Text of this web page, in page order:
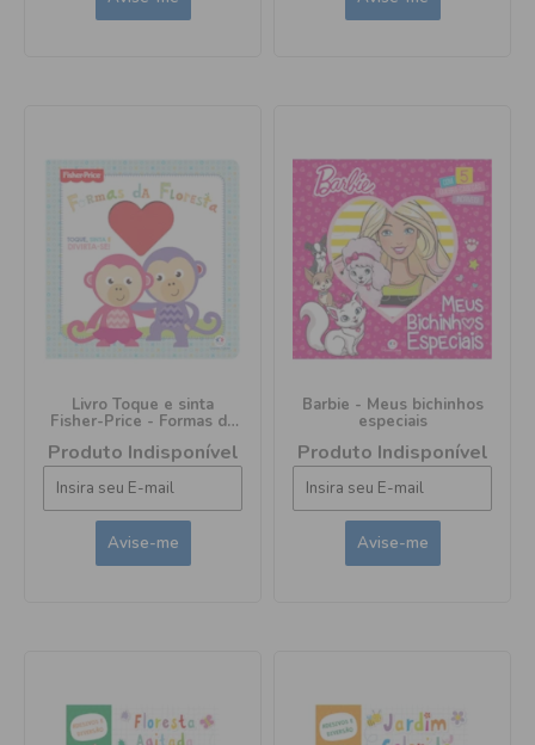
Livro Toque e sinta
Fisher-Price - Formas da
Produto Indisponível
Barbie - Meus bichinhos
especiais
Produto Indisponível